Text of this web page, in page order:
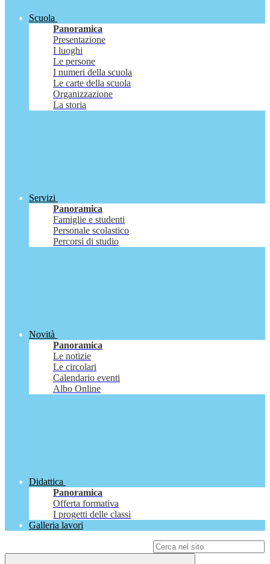
Scuola
Panoramica
Presentazione
I luoghi
Le persone
I numeri della scuola
Le carte della scuola
Organizzazione
La storia
Servizi
Panoramica
Famiglie e studenti
Personale scolastico
Percorsi di studio
Novità
Panoramica
Le notizie
Le circolari
Calendario eventi
Albo Online
Didattica
Panoramica
Offerta formativa
I progetti delle classi
Galleria lavori